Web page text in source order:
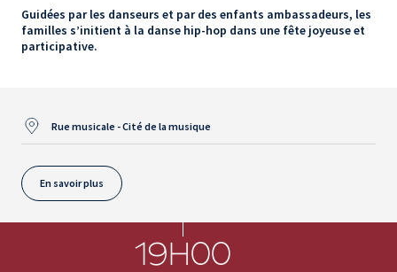
Guidées par les danseurs et par des enfants ambassadeurs, les
familles s’initient à la danse hip-hop dans une fête joyeuse et
participative.
Rue musicale - Cité de la musique
En savoir plus
19H00